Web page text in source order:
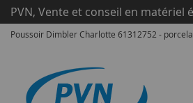
PVN, Vente et conseil en matériel
Poussoir Dimbler Charlotte 61312752 -